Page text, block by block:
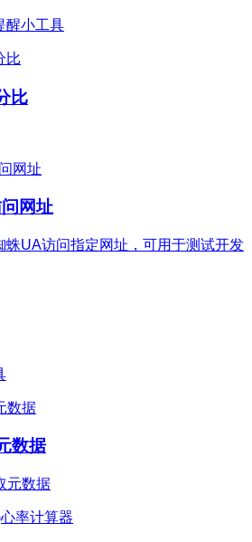
醒小工具
比
网址
蛛UA访问指定网址，可用于测试开发
数据
元数据